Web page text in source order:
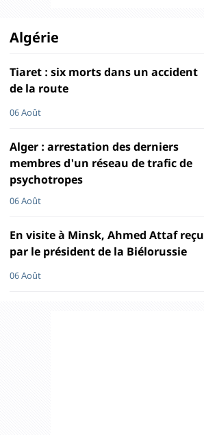
Algérie
Tiaret : six morts dans un accident
de la route
06 Août
Alger : arrestation des derniers
membres d'un réseau de trafic de
psychotropes
06 Août
En visite à Minsk, Ahmed Attaf reçu
par le président de la Biélorussie
06 Août